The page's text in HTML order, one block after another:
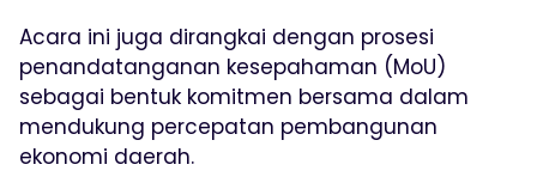
Acara ini juga dirangkai dengan prosesi
penandatanganan kesepahaman (MoU)
sebagai bentuk komitmen bersama dalam
mendukung percepatan pembangunan
ekonomi daerah.